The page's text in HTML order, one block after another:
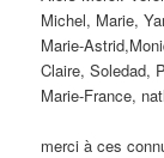
Michel, Marie,
Marie-
Claire, Soledad,
Marie-France,
merci à ces